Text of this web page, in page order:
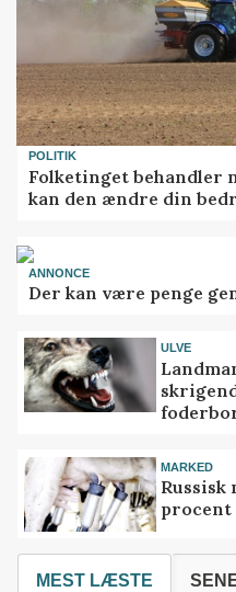
POLITIK
Folketinget behandler
kan den ændre din
ANNONCE
Der kan være penge
ULVE
MARKED
Russisk
procent
MEST LÆSTE